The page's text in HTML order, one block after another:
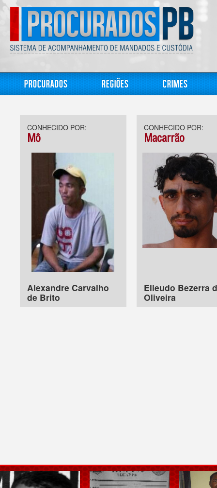
Procurados Regiões Crimes
CONHECIDO POR:
Mô
Alexandre Carvalho
de Brito
CONHECIDO POR:
Macarrão
Elieudo Bezerra
Oliveira